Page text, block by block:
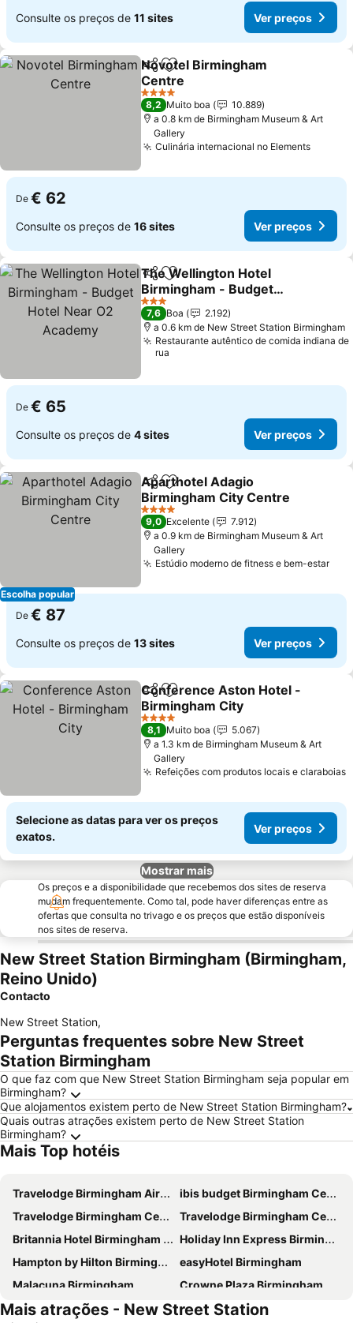
Consulte os preços de 11 sites Ver preços
PartilharAdicionar aos favoritos
Novotel Birmingham
Centre
4 Estrelas
8,2 Muito boa
10.889
a 0.8 km de Birmingham Museum & Art
Gallery
Culinária internacional no Elements
De € 62
Consulte os preços de 16 sites Ver preços
PartilharAdicionar aos favoritos
The Wellington Hotel
Birmingham - Budget
Hotel Near O2 Academy
3 Estrelas
7,6 Boa
2.192
a 0.6 km de New Street Station Birmingham
Restaurante autêntico de comida indiana de
rua
De € 65
Consulte os preços de 4 sites Ver preços
Escolha popular
PartilharAdicionar aos favoritos
Aparthotel Adagio
Birmingham City Centre
4 Estrelas
9,0 Excelente
7.912
a 0.9 km de Birmingham Museum & Art
Gallery
Estúdio moderno de fitness e bem-estar
De € 87
Consulte os preços de 13 sites Ver preços
PartilharAdicionar aos favoritos
Conference Aston Hotel -
Birmingham City
4 Estrelas
8,1 Muito boa
5.067
a 1.3 km de Birmingham Museum & Art
Gallery
Refeições com produtos locais e claraboias
Selecione as datas para ver os preços
exatos.
Ver preços
Mostrar mais
Os preços e a disponibilidade que recebemos dos sites de reserva
mudam frequentemente. Como tal, pode haver diferenças entre as
ofertas que consulta no trivago e os preços que estão disponíveis
nos sites de reserva.
New Street Station Birmingham (Birmingham,
Reino Unido)
Contacto
New Street Station,
Perguntas frequentes sobre New Street
Station Birmingham
O que faz com que New Street Station Birmingham seja popular em
Birmingham?
Que alojamentos existem perto de New Street Station Birmingham?
Quais outras atrações existem perto de New Street Station
Birmingham?
Mais Top hotéis
Travelodge Birmingham Airport
ibis budget Birmingham Centre
Travelodge Birmingham Central Bull Ring
Travelodge Birmingham Central Newhall Street
Britannia Hotel Birmingham New Street Station Birmingham
Holiday Inn Express Birmingham - Snow Hill By Ihg
Hampton by Hilton Birmingham Broad Street
easyHotel Birmingham
Malacuna Birmingham
Crowne Plaza Birmingham Nec By Ihg
Travelodge Birmingham Central
Crowne Plaza Birmingham City Centre By Ihg
Mais atrações - New Street Station